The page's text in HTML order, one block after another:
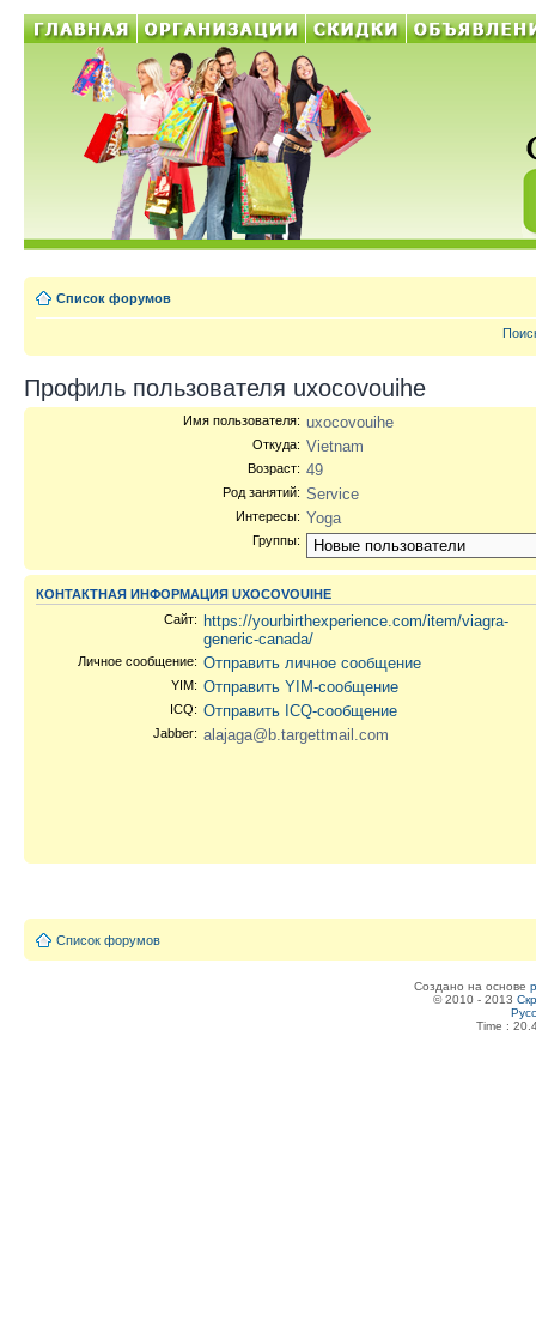
Список форумов
Профиль пользователя uxocovouihe
Имя пользователя: uxocovouihe
Откуда: Vietnam
Возраст: 49
Род занятий: Service
Интересы: Yoga
Группы:
КОНТАКТНАЯ ИНФОРМАЦИЯ UXOCOVOUIHE
Сайт: https://yourbirthexperience.com/item/viagra-
generic-canada/
Личное сообщение: Отправить личное сообщение
YIM: Отправить YIM-сообщение
ICQ: Отправить ICQ-сообщение
Jabber: alajaga@b.targettmail.com
Список форумов
Создано на основе
© 2010 - 2013
Time :